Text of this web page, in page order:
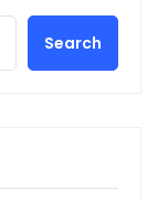
Search